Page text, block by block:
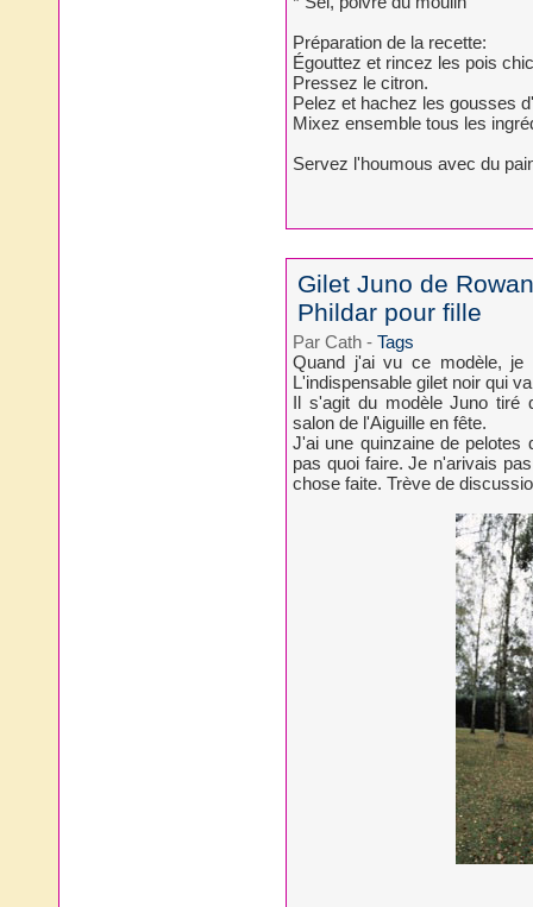
Préparation de la recette:
Égouttez et rincez les pois
Pressez le citron.
Pelez et hachez les gousses
Mixez ensemble tous les
Servez l'houmous avec du
Gilet Juno de
Phildar pour fille
Par Cath - Tags
Quand j'ai vu ce modèle,
L'indispensable gilet noir qui
Il s'agit du modèle Juno tiré
salon de l'Aiguille en fête.
J'ai une quinzaine de pelotes
pas quoi faire. Je n'arivais
chose faite. Trève de